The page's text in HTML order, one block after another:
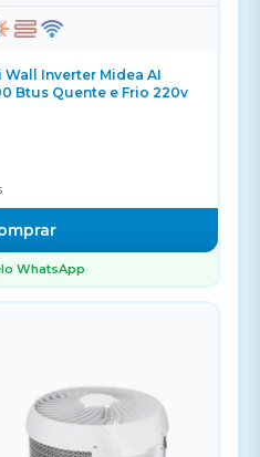
Inverter Midea AI
Btus Quente e Frio 220v
WhatsApp